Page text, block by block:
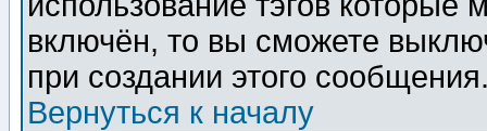
включён, то вы сможете
при создании этого
Вернуться к началу